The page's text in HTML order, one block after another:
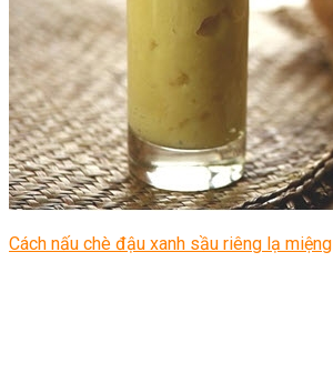
Cách nấu chè đậu xanh sầu riêng lạ miệng